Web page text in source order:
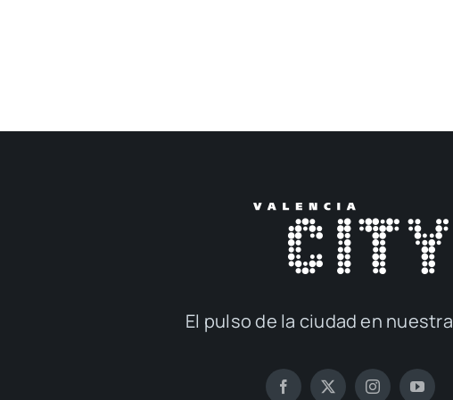
El pul­so de la ciu­dad en